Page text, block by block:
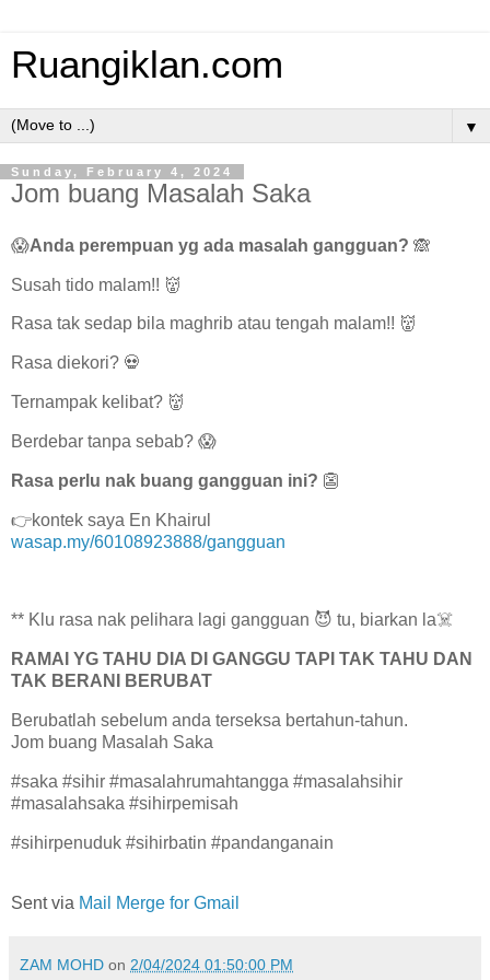
Ruangiklan.com
▼
Sunday, February 4, 2024
Jom buang Masalah Saka
😱Anda perempuan yg ada masalah gangguan? 🙈
Susah tido malam!! 👹
Rasa tak sedap bila maghrib atau tengah malam!! 👹
Rasa diekori? 💀
Ternampak kelibat? 👹
Berdebar tanpa sebab? 😱
Rasa perlu nak buang gangguan ini? 👺
👉kontek saya En Khairul
wasap.my/60108923888/gangguan
** Klu rasa nak pelihara lagi gangguan 😈 tu, biarkan la☠️
RAMAI YG TAHU DIA DI GANGGU TAPI TAK TAHU DAN
TAK BERANI BERUBAT
Berubatlah sebelum anda terseksa bertahun-tahun.
Jom buang Masalah Saka
#saka #sihir #masalahrumahtangga #masalahsihir
#masalahsaka #sihirpemisah
#sihirpenuduk #sihirbatin #pandanganain
Sent via Mail Merge for Gmail
ZAM MOHD on 2/04/2024 01:50:00 PM